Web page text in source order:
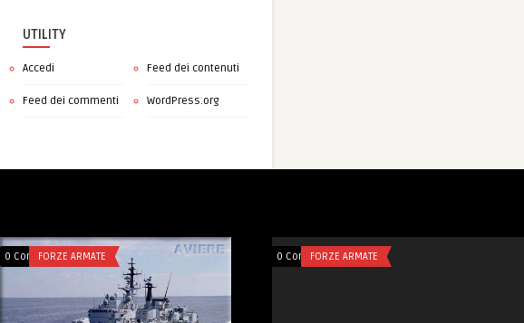
UTILITY
Accedi Feed dei contenuti
Feed dei commenti WordPress.org
0 CommentsFORZE ARMATE 0 CommentsFORZE ARMATE